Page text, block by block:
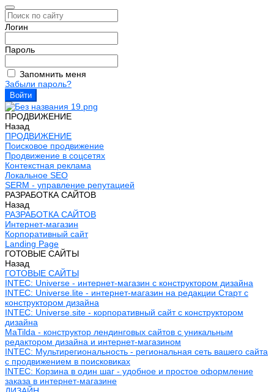
Логин
Пароль
Запомнить меня
Забыли пароль?
ПРОДВИЖЕНИЕ
Назад
ПРОДВИЖЕНИЕ
Поисковое продвижение
Продвижение в соцсетях
Контекстная реклама
Локальное SEO
SERM - управление репутацией
РАЗРАБОТКА САЙТОВ
Назад
РАЗРАБОТКА САЙТОВ
Интернет-магазин
Корпоративный сайт
Landing Page
ГОТОВЫЕ САЙТЫ
Назад
ГОТОВЫЕ САЙТЫ
INTEC: Universe - интернет-магазин с конструктором дизайна
INTEC: Universe.lite - интернет-магазин на редакции Старт с
конструктором дизайна
INTEC: Universe.site - корпоративный сайт с конструктором
дизайна
MaTilda - конструктор лендинговых сайтов с уникальным
редактором дизайна и интернет-магазином
INTEC: Мультирегиональность - региональная сеть вашего сайта
с продвижением в поисковиках
INTEC: Корзина в один шаг - удобное и простое оформление
заказа в интернет-магазине